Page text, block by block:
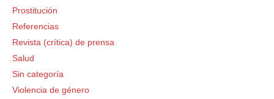
Prostitución
Referencias
Revista (crítica) de prensa
Salud
Sin categoría
Violencia de género